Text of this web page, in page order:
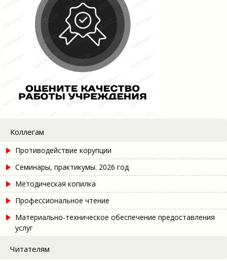
Коллегам
Противодействие корупции
Семинары, практикумы. 2026 год
Методическая копилка
Профессиональное чтение
Материально-техническое обеспечение предоставления
услуг
Читателям